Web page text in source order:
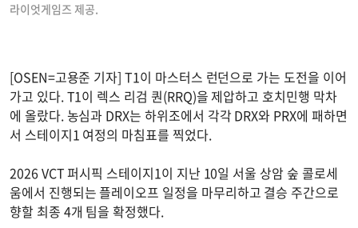
라이엇게임즈 제공.
[OSEN=고용준 기자] T1이 마스터스 런던으로 가는 도전을 이어
가고 있다. T1이 렉스 리검 퀀(RRQ)을 제압하고 호치민행 막차
에 올랐다. 농심과 DRX는 하위조에서 각각 DRX와 PRX에 패하면
서 스테이지1 여정의 마침표를 찍었다.
2026 VCT 퍼시픽 스테이지1이 지난 10일 서울 상암 숲 콜로세
움에서 진행되는 플레이오프 일정을 마무리하고 결승 주간으로
향할 최종 4개 팀을 확정했다.